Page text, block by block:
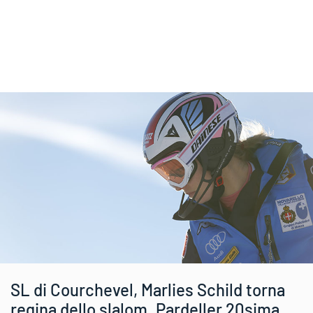
SL di Courchevel, Marlies Schild torna